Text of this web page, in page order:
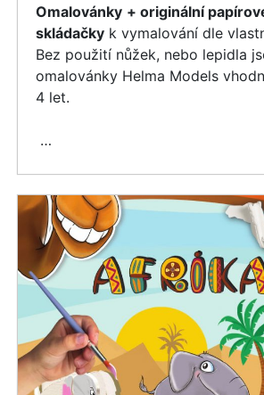
Omalovánky + originální
skládačky k vymalování dle
Bez použití nůžek, nebo lepidla
omalovánky Helma Models
4 let.
…